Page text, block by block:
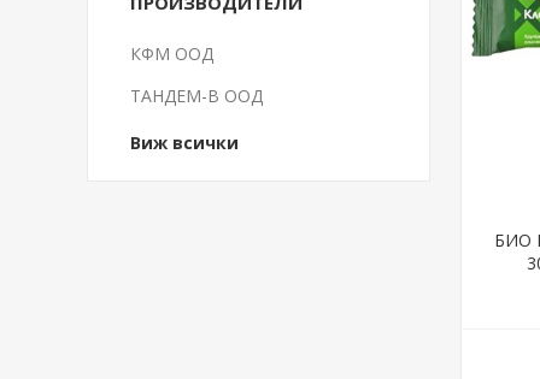
БИО
КФМ ООД
ТАНДЕМ-В ООД
Виж всички